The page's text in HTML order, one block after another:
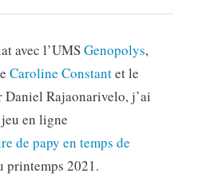
avec l’UMSGenopolys,
Caroline Constantet le
Daniel Rajaonarivelo, j’ai
en ligne
de papy en temps de
printemps 2021.